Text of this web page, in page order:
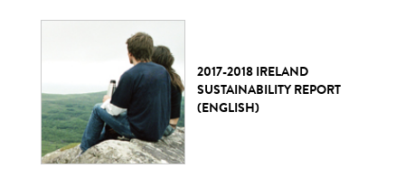
2017-2018 IRELAND
SUSTAINABILITY REPORT
(ENGLISH)